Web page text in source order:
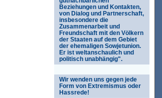
Beziehungen und Kontakten,
von Dialog und Partnerschaft,
insbesondere die
Zusammenarbeit und
Freundschaft mit den Völkern
der Staaten auf dem Gebiet
der ehemaligen Sowjetunion.
Er ist weltanschaulich und
politisch unabhängig".
Wir wenden uns gegen jede
Form von Extremismus oder
Hassrede!